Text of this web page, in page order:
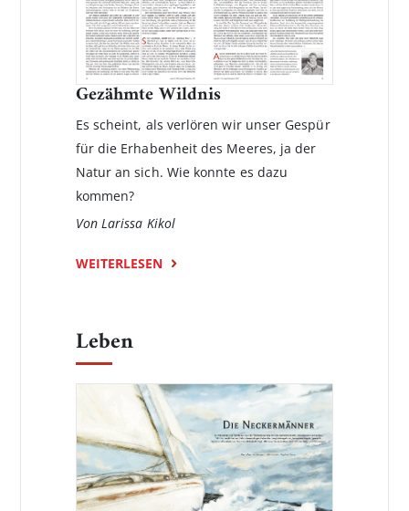
Gezähmte Wildnis
Es scheint, als verlören wir unser Gespür
für die Erhabenheit des Meeres, ja der
Natur an sich. Wie konnte es dazu
kommen?
Von Larissa Kikol
WEITERLESEN
Leben